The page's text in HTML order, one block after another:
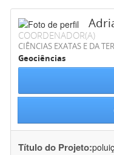
COORDENADOR(A)
CIÊNCIAS EXATAS E DA
Geociências
Título do Projeto: